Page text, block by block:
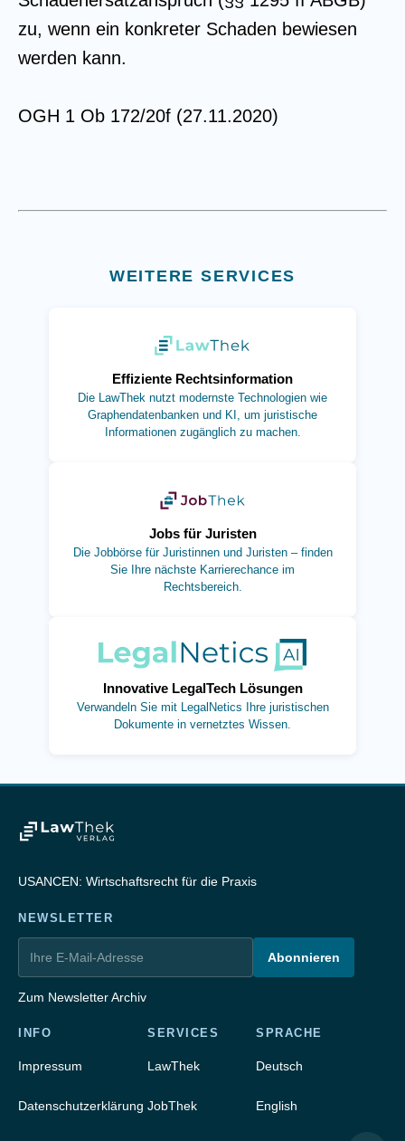
zu, wenn ein konkreter Schaden bewiesen
werden kann.
OGH 1 Ob 172/20f (27.11.2020)
WEITERE SERVICES
Effiziente Rechtsinformation
Die LawThek nutzt modernste Technologien wie
Graphendatenbanken und KI, um juristische
Informationen zugänglich zu machen.
(öffnet in neuem Tab)
Jobs für Juristen
Die Jobbörse für Juristinnen und Juristen – finden
Sie Ihre nächste Karrierechance im
Rechtsbereich.
(öffnet in neuem Tab)
Innovative LegalTech Lösungen
Verwandeln Sie mit LegalNetics Ihre juristischen
Dokumente in vernetztes Wissen.
(öffnet in neuem Tab)
USANCEN: Wirtschaftsrecht für die Praxis
NEWSLETTER
Abonnieren
Zum Newsletter Archiv
INFO
Impressum
Datenschutzerklärung
SERVICES
LawThek
JobThek
SPRACHE
Deutsch
English